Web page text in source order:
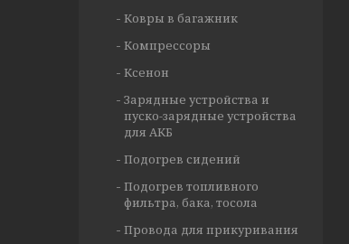
Ковры в багажник
Компрессоры
Ксенон
Зарядные устройства и
пуско-зарядные устройства
для АКБ
Подогрев сидений
Подогрев топливного
фильтра, бака, тосола
Провода для прикуривания